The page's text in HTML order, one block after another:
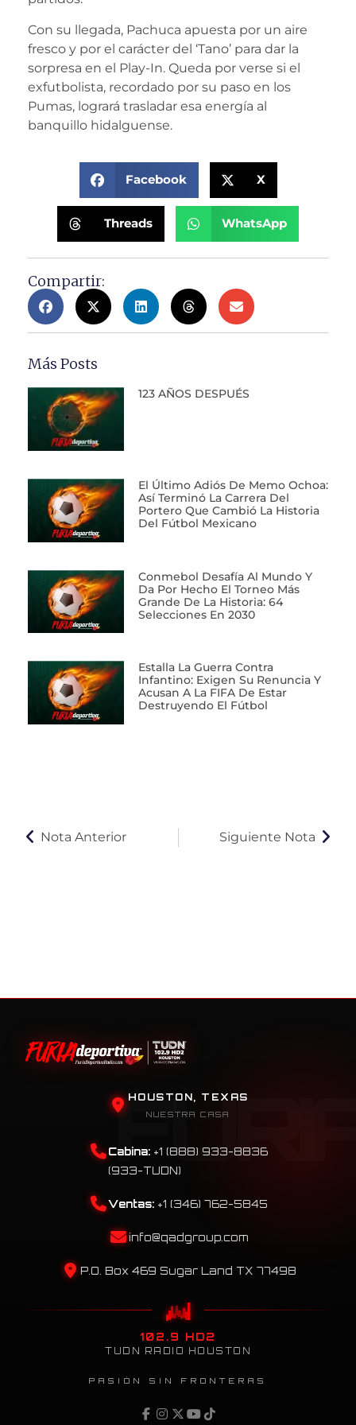
Con su llegada, Pachuca apuesta por un aire
fresco y por el carácter del ‘Tano’ para dar la
sorpresa en el Play-In. Queda por verse si el
exfutbolista, recordado por su paso en los
Pumas, logrará trasladar esa energía al
banquillo hidalguense.
Facebook X
Threads WhatsApp
Compartir:
Más Posts
123 AÑOS DESPUÉS
El Último Adiós De Memo Ochoa:
Así Terminó La Carrera Del
Portero Que Cambió La Historia
Del Fútbol Mexicano
Conmebol Desafía Al Mundo Y
Da Por Hecho El Torneo Más
Grande De La Historia: 64
Selecciones En 2030
Estalla La Guerra Contra
Infantino: Exigen Su Renuncia Y
Acusan A La FIFA De Estar
Destruyendo El Fútbol
Nota Anterior Siguiente Nota
HOUSTON, TEXAS
NUESTRA CASA
Cabina: +1 (888) 933-8836
(933-TUDN)
Ventas: +1 (346) 762-5845
info@qadgroup.com
P.O. Box 469 Sugar Land TX 77498
102.9 HD2
TUDN RADIO HOUSTON
PASIÓN SIN FRONTERAS